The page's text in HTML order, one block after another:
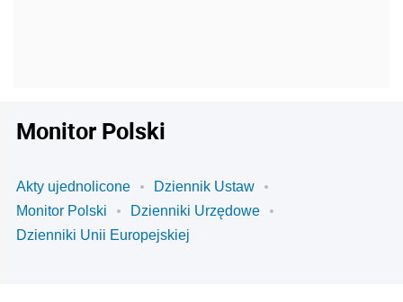
Monitor Polski
Akty ujednolicone
Dziennik Ustaw
Monitor Polski
Dzienniki Urzędowe
Dzienniki Unii Europejskiej